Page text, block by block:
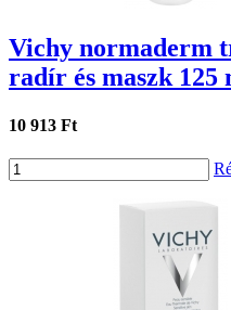
Vichy normaderm
radír és maszk 125
10 913 Ft